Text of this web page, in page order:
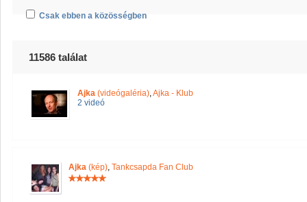
Csak ebben a közösségben
11586 találat
Ajka (videógaléria),Ajka - Klub
2 videó
Ajka (kép), Tankcsapda Fan Club